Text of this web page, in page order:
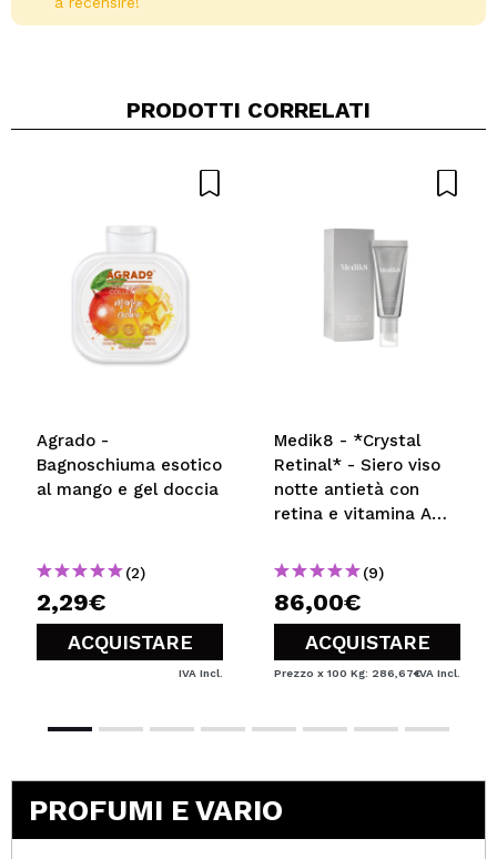
Il tuo video potrebbe essere il primo. Immaginalo...
Consiglieresti questo acquisto? Si No
PRODOTTI CORRELATI
Agrado -
Bagnoschiuma esotico
al mango e gel doccia
(2)
2,29€
ACQUISTARE
IVA Incl.
Medik8 - *Crystal
Retinal* - Siero viso
notte antietà con
retina e vitamina A
Retinal 6
(9)
86,00€
ACQUISTARE
Prezzo x 100 Kg: 286,67€IVA Incl.
PROFUMI E VARIO